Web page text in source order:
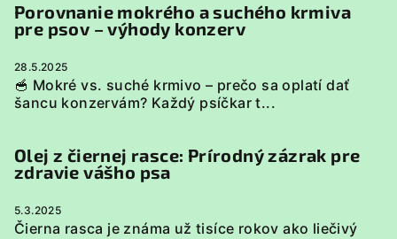
Porovnanie mokrého a suchého krmiva
pre psov – výhody konzerv
28.5.2025
🥣 Mokré vs. suché krmivo – prečo sa oplatí dať
šancu konzervám? Každý psíčkar t...
Olej z čiernej rasce: Prírodný zázrak pre
zdravie vášho psa
5.3.2025
Čierna rasca je známa už tisíce rokov ako liečivý